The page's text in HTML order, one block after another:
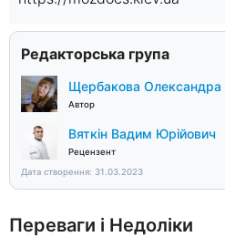
Редакторська група
Щербакова Олександра
Автор
Вяткін Вадим Юрійович
Рецензент
Дата створення: 31.03.2023
Переваги і Недоліки